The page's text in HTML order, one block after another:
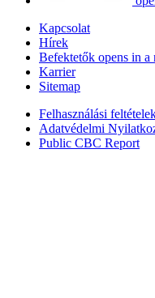
Kapcsolat
Hírek
Befektetők opens in a
Karrier
Sitemap
Felhasználási
Adatvédelmi
Public CBC Report